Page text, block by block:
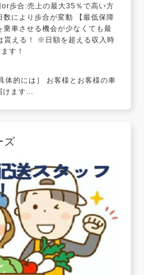
歩合:売上の最大35％で高い方
により歩合が変動 【最低保障
乗車させる機会が少なくても最
貰える！ ※日額を超える収入時
す！
体的には］ お客様とお客様の車
けます...
ズ